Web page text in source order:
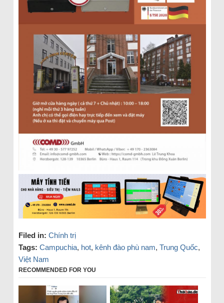
Filed in: Chính trị
Tags: Campuchia, hot, kênh đào phù nam, Trung Quốc,
Việt Nam
RECOMMENDED FOR YOU